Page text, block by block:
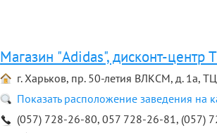
Магазин "Adidas", дисконт-центр
г. Харьков, пр. 50-летия ВЛКСМ, д. 1а,
Показать расположение заведения на
(057) 728-26-80, 057 728-26-81, (057)